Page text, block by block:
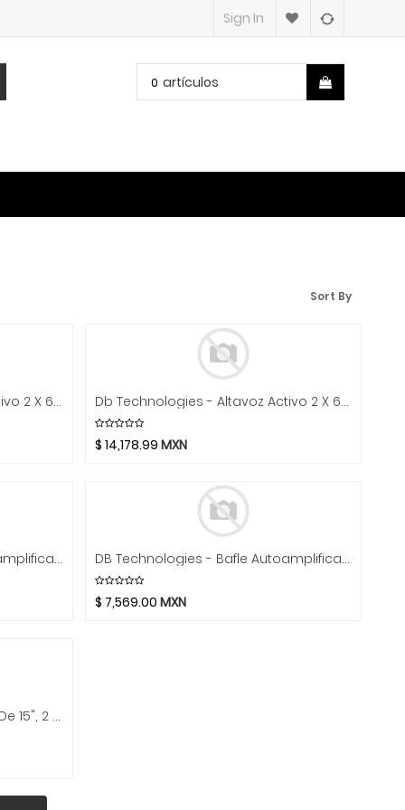
Sign In
0 artículos
Sort By
Db Technologies - Altavoz Activo 2 X 6.5" 160W Minibox Mod.K-162 Db Technologies - Altavoz Activo 2 X 6.5" 300W Minibox Mod.K-300
$14,178.99 MXN
DB Technologies - Bafle Autoamplificado De 12" Mod.B-Hype 12 DB Technologies - Bafle Autoamplificado De 10" Mod.B-Hype 10
$ 7,569.00 MXN
Cerwin-Vega - Bocina Activa De 15", 2 Vías Mod.CVE-15